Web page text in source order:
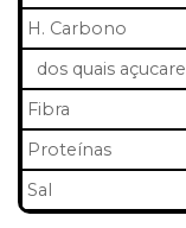
H. Carbono
dos quais
Fibra
Proteínas
Sal